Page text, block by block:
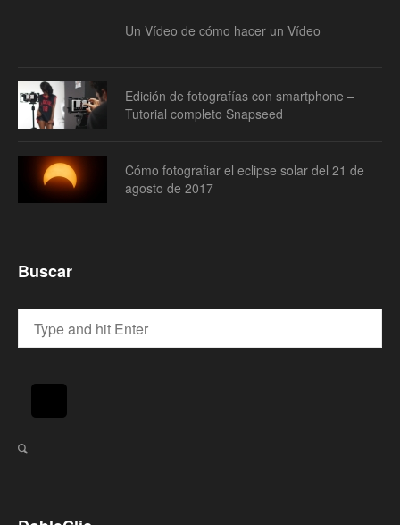
Un Vídeo de cómo hacer un Vídeo
Edición de fotografías con smartphone –
Tutorial completo Snapseed
Cómo fotografiar el eclipse solar del 21 de
agosto de 2017
Buscar